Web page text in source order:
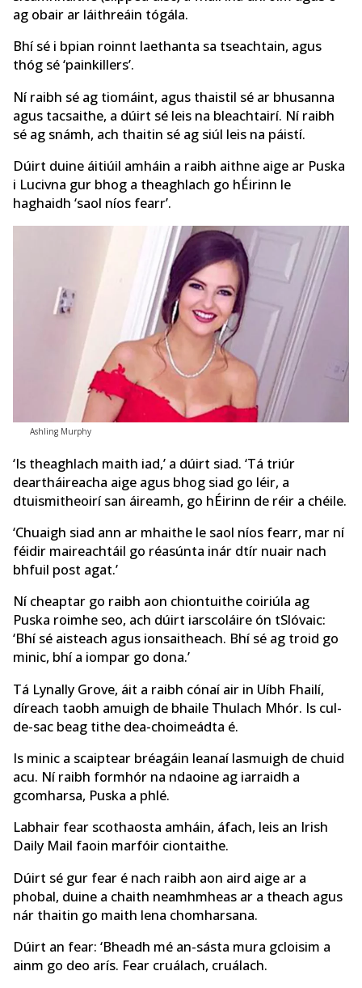
ag obair ar láithreáin tógála.
Bhí sé i bpian roinnt laethanta sa tseachtain, agus
thóg sé ‘painkillers’.
Ní raibh sé ag tiomáint, agus thaistil sé ar bhusanna
agus tacsaithe, a dúirt sé leis na bleachtairí. Ní raibh
sé ag snámh, ach thaitin sé ag siúl leis na páistí.
Dúirt duine áitiúil amháin a raibh aithne aige ar Puska
i Lucivna gur bhog a theaghlach go hÉirinn le
haghaidh ‘saol níos fearr’.
Ashling Murphy
‘Is theaghlach maith iad,’ a dúirt siad. ‘Tá triúr
deartháireacha aige agus bhog siad go léir, a
dtuismitheoirí san áireamh, go hÉirinn de réir a chéile.
‘Chuaigh siad ann ar mhaithe le saol níos fearr, mar ní
féidir maireachtáil go réasúnta inár dtír nuair nach
bhfuil post agat.’
Ní cheaptar go raibh aon chiontuithe coiriúla ag
Puska roimhe seo, ach dúirt iarscoláire ón tSlóvaic:
‘Bhí sé aisteach agus ionsaitheach. Bhí sé ag troid go
minic, bhí a iompar go dona.’
Tá Lynally Grove, áit a raibh cónaí air in Uíbh Fhailí,
díreach taobh amuigh de bhaile Thulach Mhór. Is cul-
de-sac beag tithe dea-choimeádta é.
Is minic a scaiptear bréagáin leanaí lasmuigh de chuid
acu. Ní raibh formhór na ndaoine ag iarraidh a
gcomharsa, Puska a phlé.
Labhair fear scothaosta amháin, áfach, leis an Irish
Daily Mail faoin marfóir ciontaithe.
Dúirt sé gur fear é nach raibh aon aird aige ar a
phobal, duine a chaith neamhmheas ar a theach agus
nár thaitin go maith lena chomharsana.
Dúirt an fear: ‘Bheadh ​​mé an-sásta mura gcloisim a
ainm go deo arís. Fear cruálach, cruálach.